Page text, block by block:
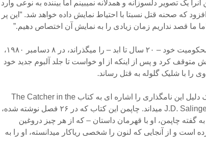
یک تصویر دلسوزانه و همدلانه نمیبینم اما بیننده به نوعی وارد
که صحنه قتل نسبتا با احتیاط نمایش داده خواهد شد. “این پر
ما قصد نداریم زمان زیادی را به نمایش آن اختصاص دهیم.”
چاپمن که در حال حاضر دوره محکومیت خود – ۲۰ سال تا ابد – را میگذراند، در ۸ دسامبر ۱۹۸۰،
متوقف کرد و پس از اینکه از او خواست تا جلد آلبوم جدید خود
نام فیلم “فصل ۲۷” است و فلاک دلیل این نامگذاری را اشاره ای به کتاب The Catcher in the
Rye، نوشته جی.دی. سالینجر J.D. Salinger میداند. چاپمن این کتاب که در ۲۶ فصل نوشته شده،
گفته چاپمن، او با قهرمان داستان – که از هر چیز دروغین
است و از آنجایی که لنون را شخصی ریاکار میدانسته، او را به